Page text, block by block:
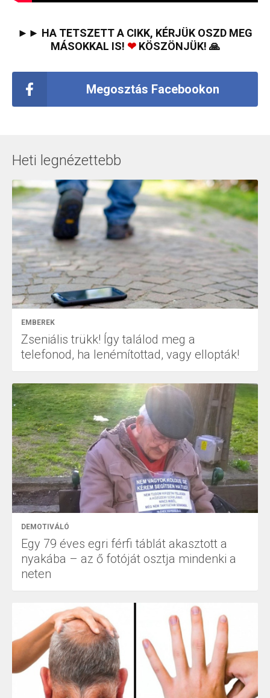
►► HA TETSZETT A CIKK, KÉRJÜK OSZD MEG
MÁSOKKAL IS! ❤KÖSZÖNJÜK! 🙏
Megosztás Facebookon
Heti legnézettebb
EMBEREK
Zseniális trükk! Így találod meg a
telefonod, ha lenémítottad, vagy ellopták!
DEMOTIVÁLÓ
Egy 79 éves egri férfi táblát akasztott a
nyakába – az ő fotóját osztja mindenki a
neten